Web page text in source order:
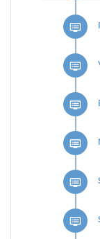
dvr
dvr
dvr
dvr
dvr
dvr